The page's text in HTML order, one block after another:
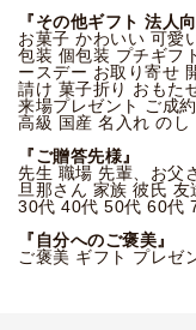
『その他ギフト 法人向
お菓子 かわいい 可愛
包装 個包装 プチギフ
ースデー お取り寄せ
請け 菓子折り おもた
来場プレゼント ご成
高級 国産 名入れ のし
『ご贈答先様』
先生 職場 先輩、お父
旦那さん 家族 彼氏
30代 40代 50代 60代
『自分へのご褒美』
ご褒美 ギフト プレゼ